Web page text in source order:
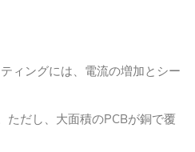
ィングには、電流の増加とシー
ただし、大面積のPCBが銅で覆